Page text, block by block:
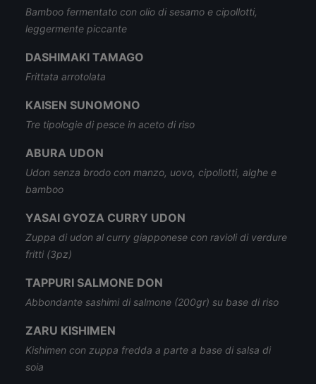
Bamboo fermentato con olio di sesamo e cipollotti,
leggermente piccante
DASHIMAKI TAMAGO
Frittata arrotolata
KAISEN SUNOMONO
Tre tipologie di pesce in aceto di riso
ABURA UDON
Udon senza brodo con manzo, uovo, cipollotti, alghe e
bamboo
YASAI GYOZA CURRY UDON
Zuppa di udon al curry giapponese con ravioli di verdure
fritti (3pz)
TAPPURI SALMONE DON
Abbondante sashimi di salmone (200gr) su base di riso
ZARU KISHIMEN
Kishimen con zuppa fredda a parte a base di salsa di
soia